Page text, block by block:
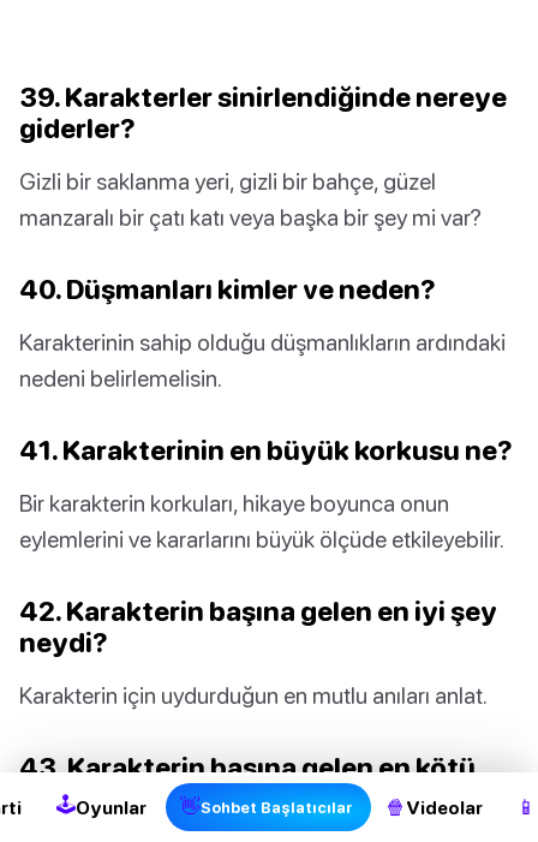
2
39. Karakterler sinirlendiğinde nereye
giderler?
Gizli bir saklanma yeri, gizli bir bahçe, güzel
manzaralı bir çatı katı veya başka bir şey mi var?
40. Düşmanları kimler ve neden?
Karakterinin sahip olduğu düşmanlıkların ardındaki
nedeni belirlemelisin.
41. Karakterinin en büyük korkusu ne?
Bir karakterin korkuları, hikaye boyunca onun
eylemlerini ve kararlarını büyük ölçüde etkileyebilir.
42. Karakterin başına gelen en iyi şey
neydi?
Karakterin için uydurduğun en mutlu anıları anlat.
43. Karakterin başına gelen en kötü
şey neydi?
🕹Oyunlar 👋Sohbet Başlatıcılar 🍿 Videolar 📱